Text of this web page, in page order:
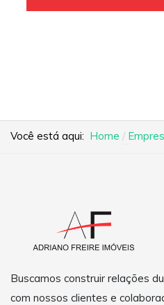
Você está aqui: Home
Buscamos construir relações
com nossos clientes e